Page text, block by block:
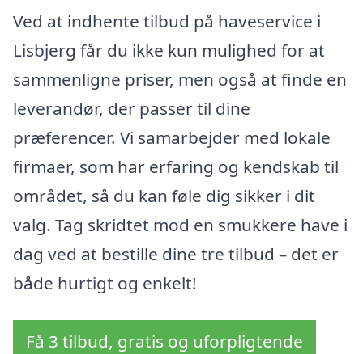
Ved at indhente tilbud på haveservice i
Lisbjerg får du ikke kun mulighed for at
sammenligne priser, men også at finde en
leverandør, der passer til dine
præferencer. Vi samarbejder med lokale
firmaer, som har erfaring og kendskab til
området, så du kan føle dig sikker i dit
valg. Tag skridtet mod en smukkere have i
dag ved at bestille dine tre tilbud – det er
både hurtigt og enkelt!
Få 3 tilbud, gratis og uforpligtende